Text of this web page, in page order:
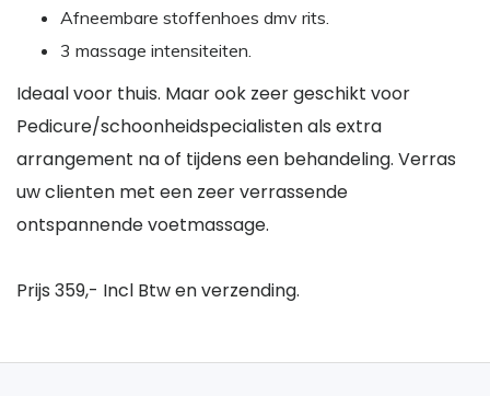
Afneembare stoffenhoes dmv rits.
3 massage intensiteiten.
Ideaal voor thuis. Maar ook zeer geschikt voor
Pedicure/schoonheidspecialisten als extra
arrangement na of tijdens een behandeling. Verras
uw clienten met een zeer verrassende
ontspannende voetmassage.
Prijs 359,- Incl Btw en verzending.